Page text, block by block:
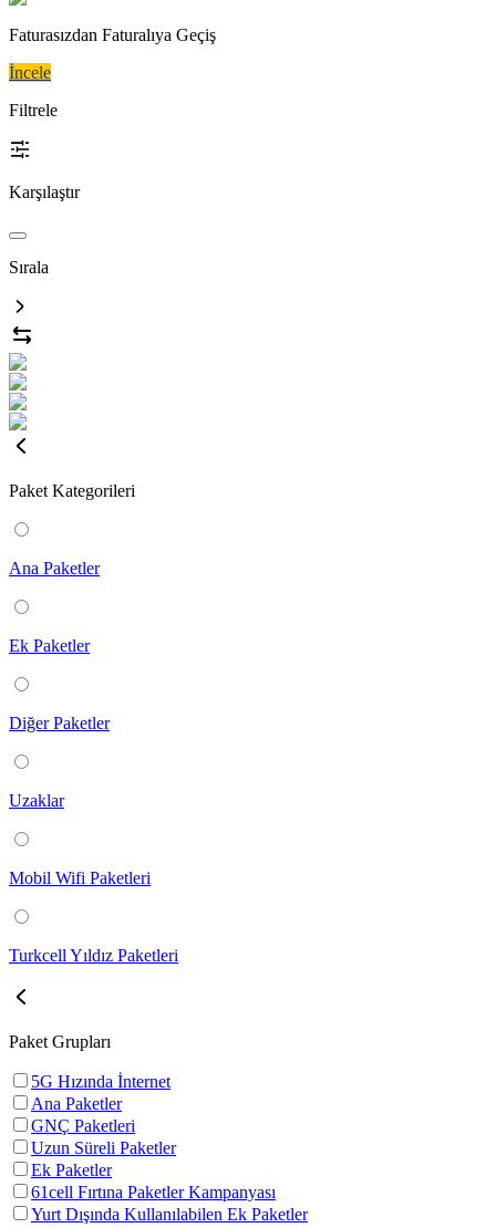
Faturasızdan Faturalıya Geçiş
İncele
Filtrele
Karşılaştır
Sırala
Paket Kategorileri
Ana Paketler
Ek Paketler
Diğer Paketler
Uzaklar
Mobil Wifi Paketleri
Turkcell Yıldız Paketleri
Paket Grupları
5G Hızında İnternet
Ana Paketler
GNÇ Paketleri
Uzun Süreli Paketler
Ek Paketler
61cell Fırtına Paketler Kampanyası
Yurt Dışında Kullanılabilen Ek Paketler